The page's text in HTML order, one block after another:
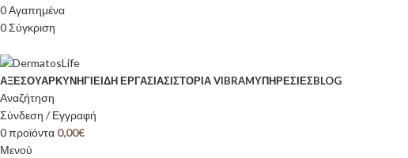
0Αγαπημένα
0Σύγκριση
ΑΞΕΣΟΥΆΡΚΥΝΉΓΙΕΊΔΗ ΕΡΓΑΣΊΑΣΙΣΤΟΡΊΑ VIBRAMΥΠΗΡΕΣΙΕΣBLOG
Αναζήτηση
Σύνδεση / Εγγραφή
0προϊόντα 0,00€
Μενού